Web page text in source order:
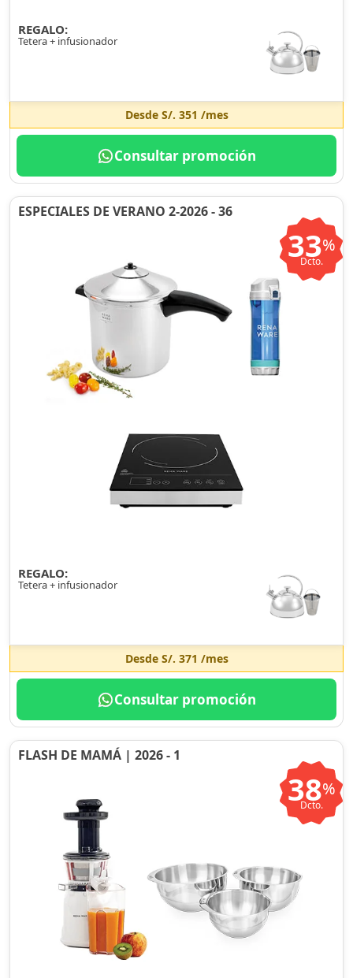
REGALO:
Tetera + infusionador
Desde S/. 351 /mes
Consultar promoción
ESPECIALES DE VERANO 2-2026 - 36
33%
Dcto.
REGALO:
Tetera + infusionador
Desde S/. 371 /mes
Consultar promoción
FLASH DE MAMÁ | 2026 - 1
38%
Dcto.